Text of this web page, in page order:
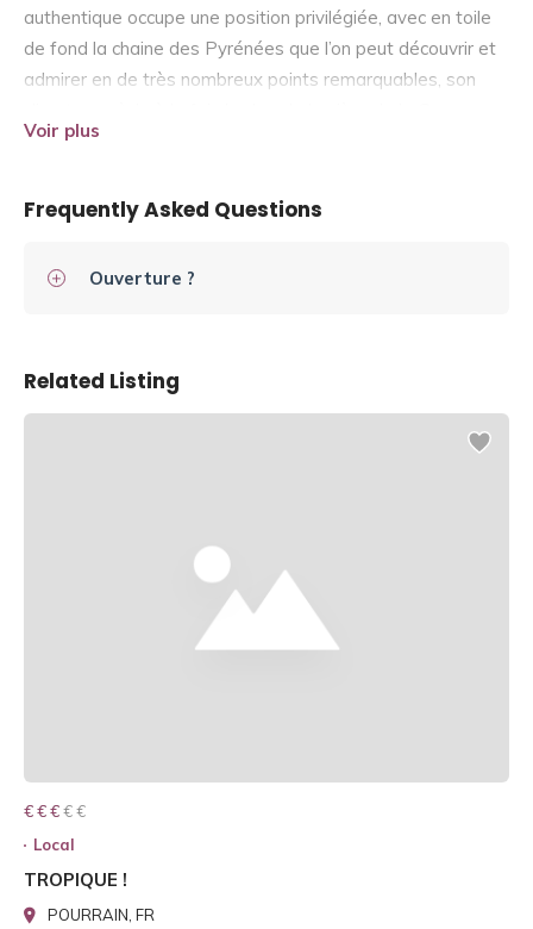
authentique occupe une position privilégiée, avec en toile
de fond la chaine des Pyrénées que l’on peut découvrir et
admirer en de très nombreux points remarquables, son
et la fraicheur de la Bigorre.
Voir plus
Frequently Asked Questions
Ouverture ?
Related Listing
€ € € € €
€ € €
Local
TROPIQUE !
POURRAIN, FR